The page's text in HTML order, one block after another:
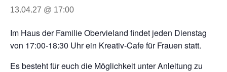
13.04.27 @ 17:00
Im Haus der Familie Obervieland findet jeden Dienstag
von 17:00-18:30 Uhr ein Kreativ-Cafe für Frauen statt.
Es besteht für euch die Möglichkeit unter Anleitung zu